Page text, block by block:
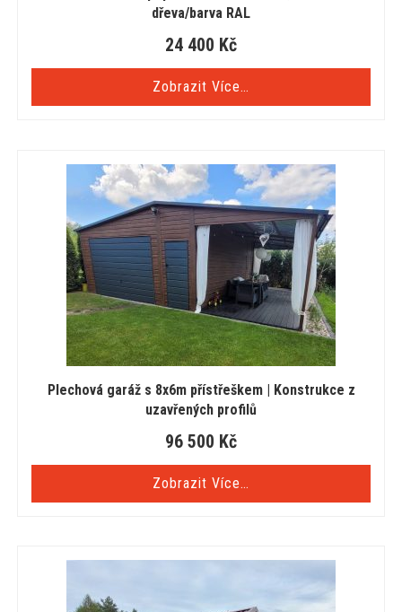
dřeva/barva RAL
24 400 Kč
Zobrazit Více…
Plechová garáž s 8x6m přístřeškem | Konstrukce z
uzavřených profilů
96 500 Kč
Zobrazit Více…